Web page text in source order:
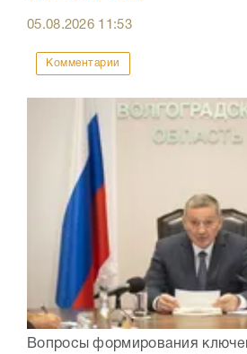
05.08.2026 11:53
Комментарии
Вопросы формирования